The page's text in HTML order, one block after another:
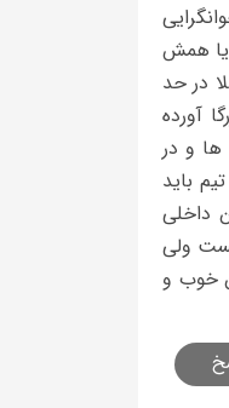
جوانگرایی
یا همش
در حد
آورده
ها و در
باید
داخلی
ولی
خوب و